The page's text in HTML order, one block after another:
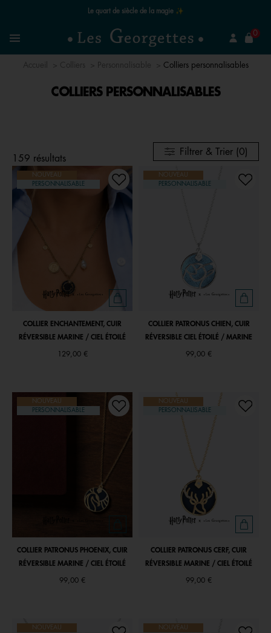
Le quart de siècle de la magie ✨
MenuRecherchez un bijou
0
Colliers personnalisables
COLLIERS PERSONNALISABLES
159 résultats
Filtrer & Trier (0)
NOUVEAU
PERSONNALISABLE
COLLIER ENCHANTEMENT, CUIR
RÉVERSIBLE MARINE / CIEL ÉTOILÉ
129,00 €
NOUVEAU
PERSONNALISABLE
COLLIER PATRONUS CHIEN, CUIR
RÉVERSIBLE CIEL ÉTOILÉ / MARINE
99,00 €
NOUVEAU
PERSONNALISABLE
COLLIER PATRONUS PHOENIX, CUIR
RÉVERSIBLE MARINE / CIEL ÉTOILÉ
99,00 €
NOUVEAU
PERSONNALISABLE
COLLIER PATRONUS CERF, CUIR
RÉVERSIBLE MARINE / CIEL ÉTOILÉ
99,00 €
NOUVEAU
NOUVEAU